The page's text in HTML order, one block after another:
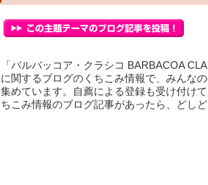
「バルバッコア・クラシコ BARBACOA
に関するブログのくちこみ情報で、みんな
集めています。自薦による登録も受け付け
ちこみ情報のブログ記事があったら、どし